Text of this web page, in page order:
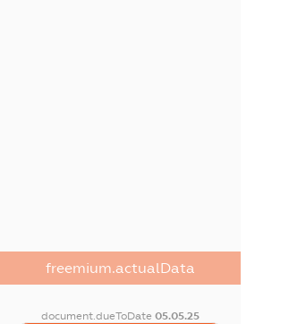
freemium.actualData
document.dueToDate 05.05.25